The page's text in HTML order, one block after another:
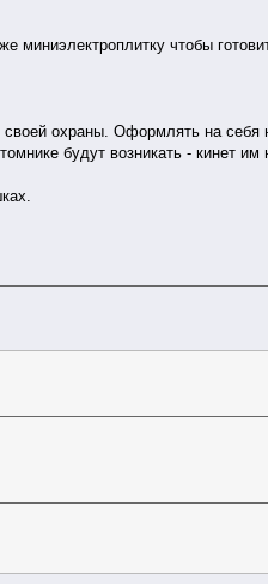
миниэлектроплитку чтобы
охраны. Оформлять на себя
будут возникать - кинет им